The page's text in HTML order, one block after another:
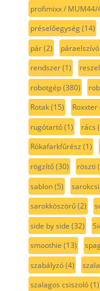
profimixx /
préselőegység(14)
pár(2) páraelszívó
rendszer(1)
robotgép(380)
Rotak(15) Roxxter
rugótartó(1) rács
Rókafarkfűrész (1)
rögzítő(30) röszti
sablon(5)
sarokköszörű(2)
side by side (32)
smoothie (13)
szabályzó(4)
szalagos csiszoló(1)